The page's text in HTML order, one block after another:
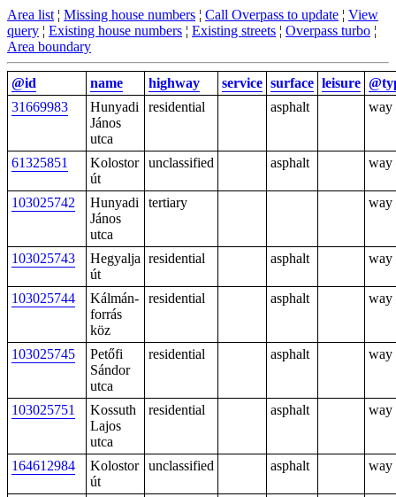
Area list ¦ Missing house numbers ¦ Call Overpass to update ¦ View
query ¦ Existing house numbers ¦ Existing streets ¦ Overpass turbo ¦
Area boundary
@id name highway service surface leisure
31669983
Hunyadi
János
utca
residential asphalt way
61325851
Kolostor
út
unclassified asphalt way
103025742
Hunyadi
János
utca
tertiary way
103025743
Hegyalja
út
residential asphalt way
103025744
Kálmán-
forrás
köz
residential asphalt way
103025745
Petőfi
Sándor
utca
residential asphalt way
103025751
Kossuth
Lajos
utca
residential asphalt way
164612984
Kolostor
út
unclassified asphalt way